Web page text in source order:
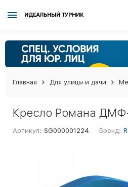
ИДЕАЛЬНЫЙ ТУРНИК
Главная Для улицы и дачи
Кресло Романа
Артикул: SG000001224 Бренд: